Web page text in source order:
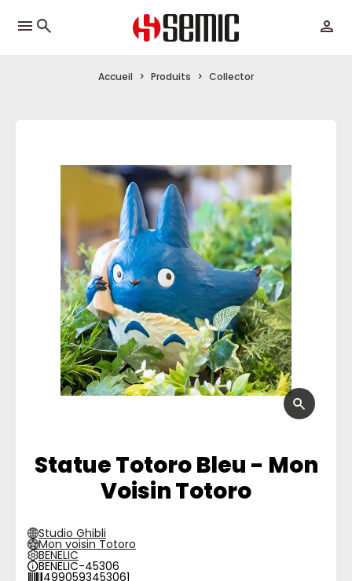
menu
Accueil Produits Collector
Statue Totoro Bleu - Mon
Voisin Totoro
Studio Ghibli
Mon voisin Totoro
BENELIC
BENELIC-45306
4990593453061